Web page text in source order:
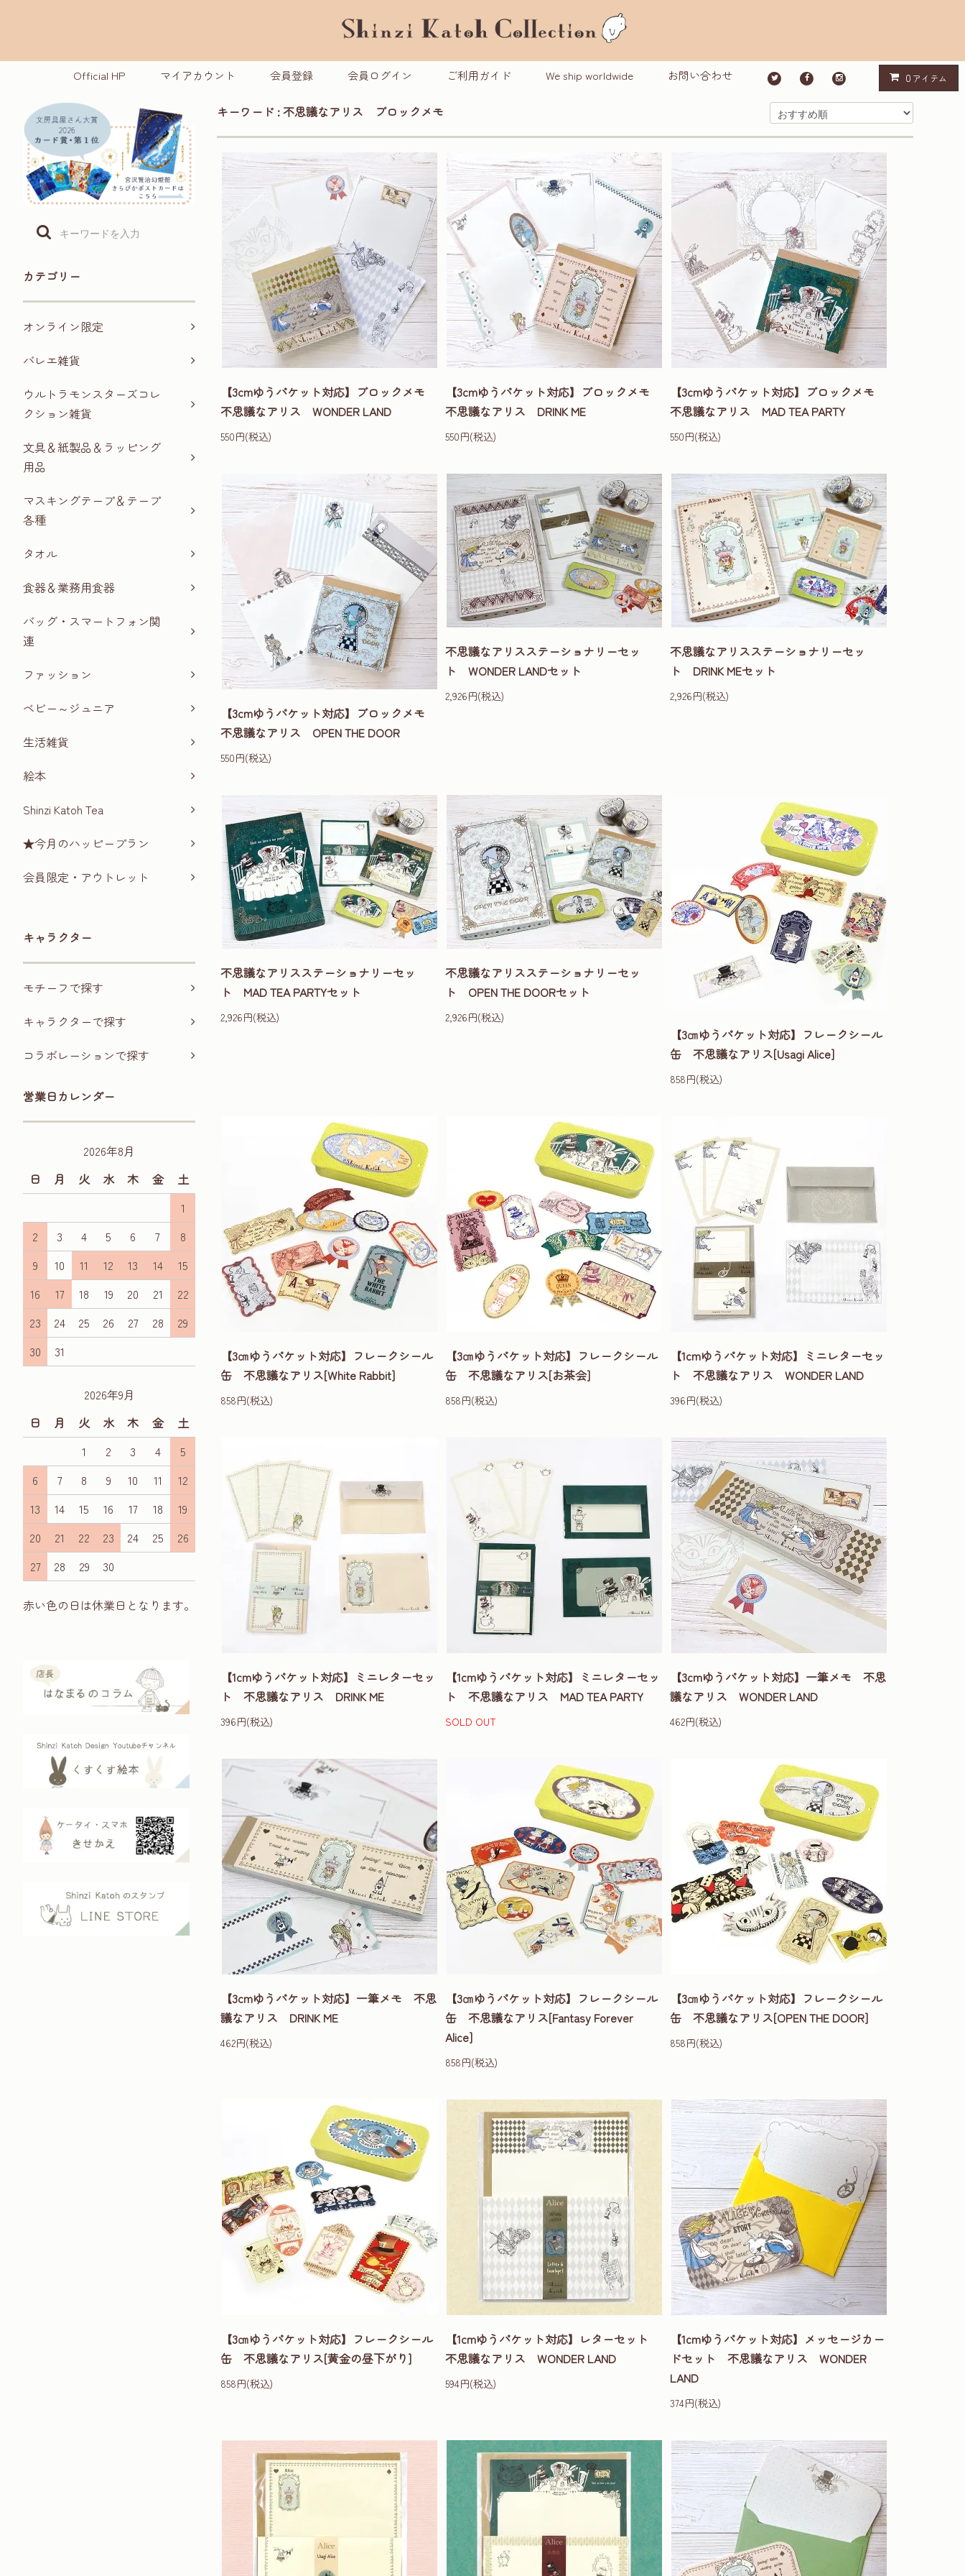
Official HP マイアカウント 会員登録 会員ログイン ご利用ガイド We ship worldwide お問い合わせ 0 アイテム
カテゴリー
オンライン限定
バレエ雑貨
ウルトラモンスターズコレ
クション雑貨
文具＆紙製品＆ラッピング
用品
マスキングテープ＆テープ
各種
タオル
食器＆業務用食器
バッグ・スマートフォン関
連
ファッション
ベビー～ジュニア
生活雑貨
絵本
Shinzi Katoh Tea
★今月のハッピープラン
会員限定・アウトレット
キャラクター
モチーフで探す
キャラクターで探す
コラボレーションで探す
営業日カレンダー
2026年8月
日
月 火 水 木 金
土
1
2
3 4 5 6 7
8
9
10 11 12 13 14
15
16
17 18 19 20 21
22
23
24 25 26 27 28
29
30
31
2026年9月
日
月 火 水 木 金
土
1
2 3 4
5
6
7 8 9 10 11
12
13
14 15 16 17 18
19
20
21 22 23 24 25
26
27
28 29 30
赤い色の日は休業日となります。
キーワード : 不思議なアリス ブロックメモ
【3cmゆうパケット対応】ブロックメモ
不思議なアリス WONDER LAND
550円(税込)
【3cmゆうパケット対応】ブロックメモ
不思議なアリス DRINK ME
550円(税込)
【3cmゆうパケット対応】ブロックメモ
不思議なアリス MAD TEA PARTY
550円(税込)
【3cmゆうパケット対応】ブロックメモ
不思議なアリス OPEN THE DOOR
550円(税込)
不思議なアリスステーショナリーセッ
ト WONDER LANDセット
2,926円(税込)
不思議なアリスステーショナリーセッ
ト DRINK MEセット
2,926円(税込)
不思議なアリスステーショナリーセッ
ト MAD TEA PARTYセット
2,926円(税込)
不思議なアリスステーショナリーセッ
ト OPEN THE DOORセット
2,926円(税込)
【3㎝ゆうパケット対応】フレークシール
缶 不思議なアリス[Usagi Alice]
858円(税込)
【3㎝ゆうパケット対応】フレークシール
缶 不思議なアリス[White Rabbit]
858円(税込)
【3㎝ゆうパケット対応】フレークシール
缶 不思議なアリス[お茶会]
858円(税込)
【1cmゆうパケット対応】ミニレターセッ
ト 不思議なアリス WONDER LAND
396円(税込)
【1cmゆうパケット対応】ミニレターセッ
ト 不思議なアリス DRINK ME
396円(税込)
【1cmゆうパケット対応】ミニレターセッ
ト 不思議なアリス MAD TEA PARTY
SOLD OUT
【3cmゆうパケット対応】一筆メモ 不思
議なアリス WONDER LAND
462円(税込)
【3cmゆうパケット対応】一筆メモ 不思
議なアリス DRINK ME
462円(税込)
【3㎝ゆうパケット対応】フレークシール
缶 不思議なアリス[Fantasy Forever
Alice]
858円(税込)
【3㎝ゆうパケット対応】フレークシール
缶 不思議なアリス[OPEN THE DOOR]
858円(税込)
【3㎝ゆうパケット対応】フレークシール
缶 不思議なアリス[黄金の昼下がり]
858円(税込)
【1cmゆうパケット対応】レターセット
不思議なアリス WONDER LAND
594円(税込)
【1cmゆうパケット対応】メッセージカー
ドセット 不思議なアリス WONDER
LAND
374円(税込)